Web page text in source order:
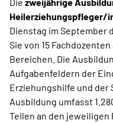
Heilerziehungspfleger/
Dienstag im September
Sie von 15
Bereichen. Die
Aufgabenfeldern der
Erziehungshilfe und der
Ausbildung umfasst
Teilen an den